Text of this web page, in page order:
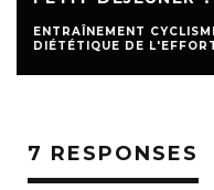
ENTRAÎNEMENT
DIÉTÉTIQUE DE
7 RESPONSES